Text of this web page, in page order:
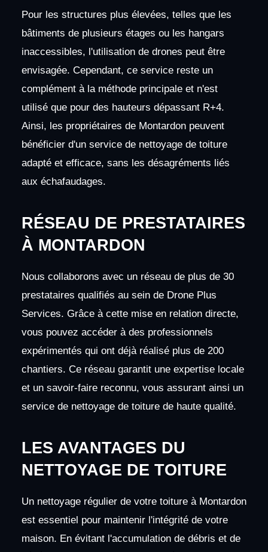
Pour les structures plus élevées, telles que les
bâtiments de plusieurs étages ou les hangars
inaccessibles, l'utilisation de drones peut être
envisagée. Cependant, ce service reste un
complément à la méthode principale et n'est
utilisé que pour des hauteurs dépassant R+4.
Ainsi, les propriétaires de Montardon peuvent
bénéficier d'un service de nettoyage de toiture
adapté et efficace, sans les désagréments liés
aux échafaudages.
RÉSEAU DE PRESTATAIRES
À MONTARDON
Nous collaborons avec un réseau de plus de 30
prestataires qualifiés au sein de Drone Plus
Services. Grâce à cette mise en relation directe,
vous pouvez accéder à des professionnels
expérimentés qui ont déjà réalisé plus de 200
chantiers. Ce réseau garantit une expertise locale
et un savoir-faire reconnu, vous assurant ainsi un
service de nettoyage de toiture de haute qualité.
LES AVANTAGES DU
NETTOYAGE DE TOITURE
Un nettoyage régulier de votre toiture à Montardon
est essentiel pour maintenir l'intégrité de votre
maison. En évitant l'accumulation de débris et de